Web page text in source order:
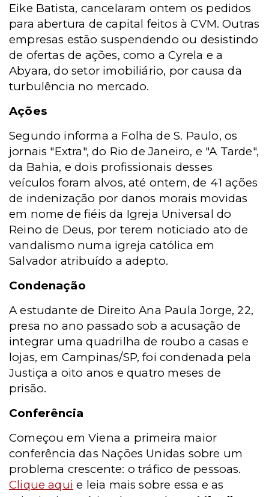
Eike Batista, cancelaram ontem os pedidos
para abertura de capital feitos à CVM. Outras
empresas estão suspendendo ou desistindo
de ofertas de ações, como a Cyrela e a
Abyara, do setor imobiliário, por causa da
turbulência no mercado.
Ações
Segundo informa a Folha de S. Paulo, os
jornais "Extra", do Rio de Janeiro, e "A Tarde",
da Bahia, e dois profissionais desses
veículos foram alvos, até ontem, de 41 ações
de indenização por danos morais movidas
em nome de fiéis da Igreja Universal do
Reino de Deus, por terem noticiado ato de
vandalismo numa igreja católica em
Salvador atribuído a adepto.
Condenação
A estudante de Direito Ana Paula Jorge, 22,
presa no ano passado sob a acusação de
integrar uma quadrilha de roubo a casas e
lojas, em Campinas/SP, foi condenada pela
Justiça a oito anos e quatro meses de
prisão.
Conferência
Começou em Viena a primeira maior
conferência das Nações Unidas sobre um
problema crescente: o tráfico de pessoas.
Clique aqui e leia mais sobre essa e as